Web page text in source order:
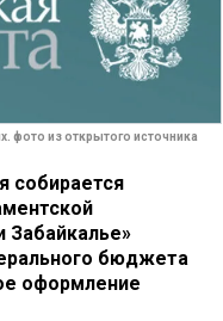
фото из открытого источника
собирается
Забайкалье»
бюджета
оформление